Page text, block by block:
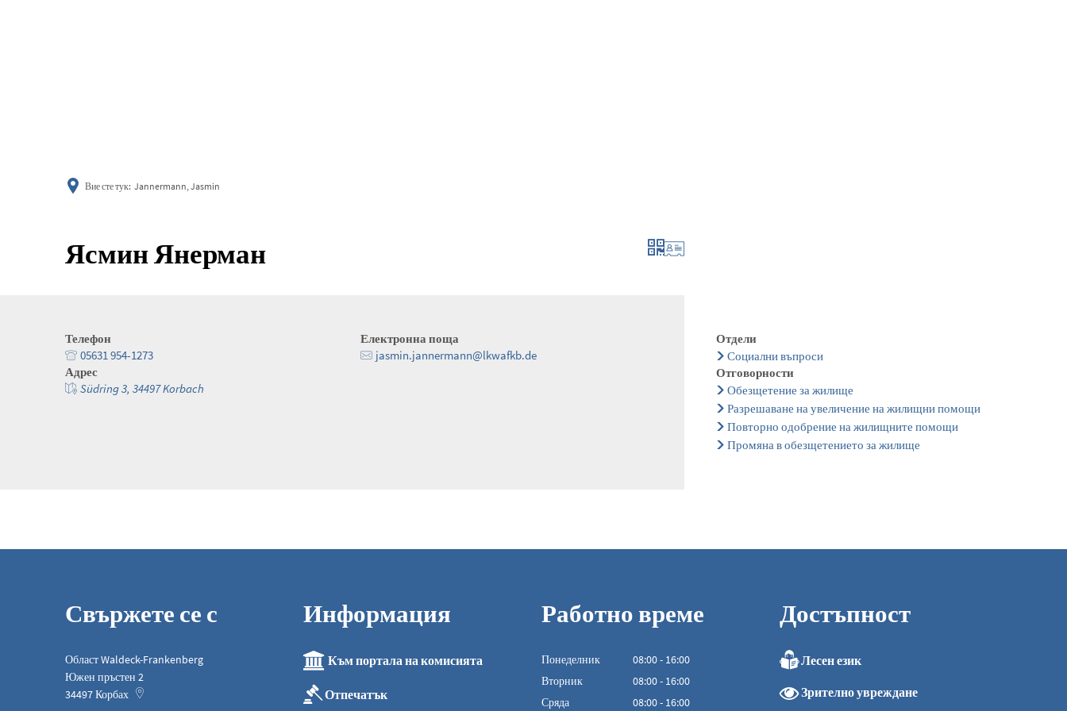
Вие сте тук: Jannermann, Jasmin
Ясмин Янерман
Телефон
05631 954-1273
Електронна поща
jasmin.jannermann@lkwafkb.de
Адрес
Südring 3, 34497 Korbach
Отдели
Социални въпроси
Отговорности
Обезщетение за жилище
Разрешаване на увеличение на жилищни помощи
Повторно одобрение на жилищните помощи
Промяна в обезщетението за жилище
Свържете се с
Област Waldeck-Frankenberg
Южен пръстен 2
34497Корбах
Информация
Към портала на комисията
Отпечатък
Работно време
Понеделник 08:00- 16:00
От 08:00 до 16:00
Вторник 08:00- 16:00
От 08:00 до 16:00
Сряда 08:00- 16:00
Достъпност
Лесен език
Зрително увреждане